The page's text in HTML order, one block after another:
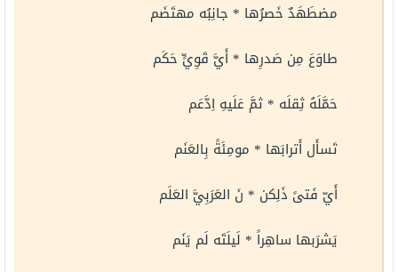
مضطَهَدٌ خَصرُها * جانِبُه مهتَضَم
طاوَعَ مِن صَدرِها * أَيَّ قَوِيٍّ حَكَم
حَمَّلَهُ ثِقلَه * ثمَّ عَلَيهِ اِدَّعَم
تَسأَل أَترابَها * مومِئَةً بِالعَنَم
أَيّ فَتىً ذَلِكن * نَ العَرَبِيَّ العَلَم
يَشرَبها ساهِراً * لَيلَتَه لَم يَنَم